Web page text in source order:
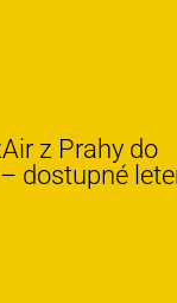
z Prahy do
dostupné